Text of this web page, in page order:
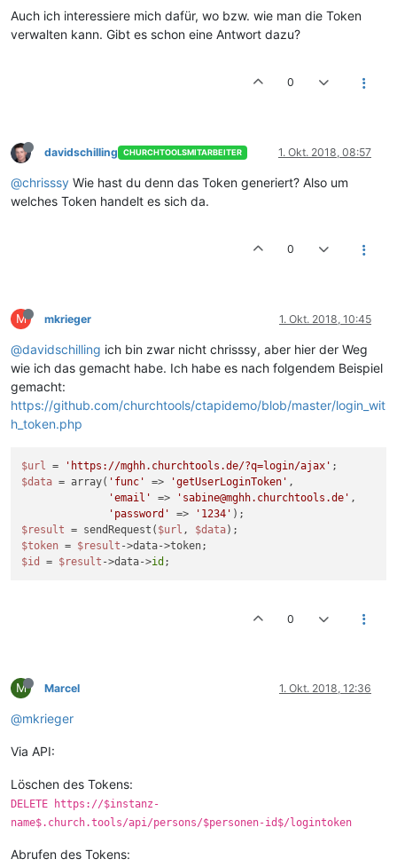
Auch ich interessiere mich dafür, wo bzw. wie man die Token
verwalten kann. Gibt es schon eine Antwort dazu?
0
davidschilling CHURCHTOOLSMITARBEITER 1. Okt. 2018, 08:57
@chrisssy Wie hast du denn das Token generiert? Also um
welches Token handelt es sich da.
0
M mkrieger 1. Okt. 2018, 10:45
@davidschilling ich bin zwar nicht chrisssy, aber hier der Weg
wie ich das gemacht habe. Ich habe es nach folgendem Beispiel
gemacht:
https://github.com/churchtools/ctapidemo/blob/master/login_wit
h_token.php
$url = 'https://mghh.churchtools.de/?q=login/ajax'
$data = array( 'func' => 'getUserLoginToken' ,
'email'
=> 'sabine@mghh.churchtools.de' ,
'password'
=> '1234'
$result = sendRequest( $url , $data
$token = $result
$id
= $result ->data->id
0
M Marcel 1. Okt. 2018, 12:36
@mkrieger
Via API:
Löschen des Tokens:
DELETE https://$instanz-
name$.church.tools/api/persons/$personen-id$/logintoken
Abrufen des Tokens: